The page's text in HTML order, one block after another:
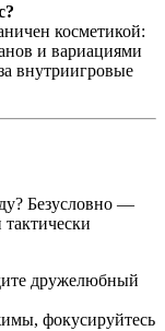
косметикой:
и вариациями
внутриигровые
Безусловно —
дружелюбный
фокусируйтесь